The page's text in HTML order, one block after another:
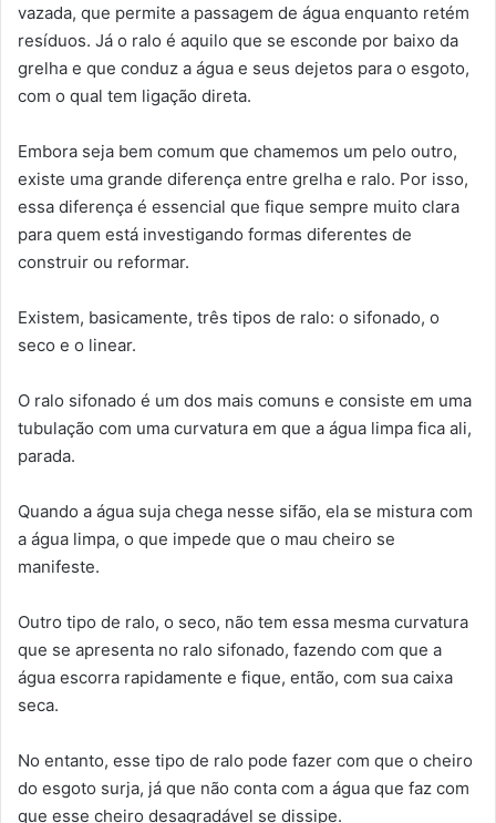
vazada, que permite a passagem de água enquanto retém
resíduos. Já o ralo é aquilo que se esconde por baixo da
grelha e que conduz a água e seus dejetos para o esgoto,
com o qual tem ligação direta.
Embora seja bem comum que chamemos um pelo outro,
existe uma grande diferença entre grelha e ralo. Por isso,
essa diferença é essencial que fique sempre muito clara
para quem está investigando formas diferentes de
construir ou reformar.
Existem, basicamente, três tipos de ralo: o sifonado, o
seco e o linear.
O ralo sifonado é um dos mais comuns e consiste em uma
tubulação com uma curvatura em que a água limpa fica ali,
parada.
Quando a água suja chega nesse sifão, ela se mistura com
a água limpa, o que impede que o mau cheiro se
manifeste.
Outro tipo de ralo, o seco, não tem essa mesma curvatura
que se apresenta no ralo sifonado, fazendo com que a
água escorra rapidamente e fique, então, com sua caixa
seca.
No entanto, esse tipo de ralo pode fazer com que o cheiro
do esgoto surja, já que não conta com a água que faz com
que esse cheiro desagradável se dissipe.